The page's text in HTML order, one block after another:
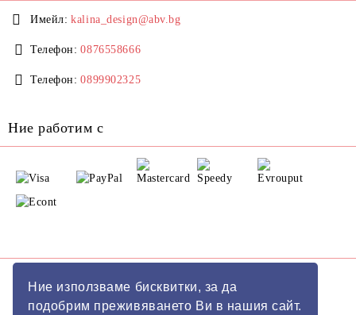
Ние използваме бисквитки, за да
подобрим преживяването Ви в нашия сайт.
Имейл: kalina_design@abv.bg
Телефон: 0876558666
Телефон: 0899902325
Ние работим с